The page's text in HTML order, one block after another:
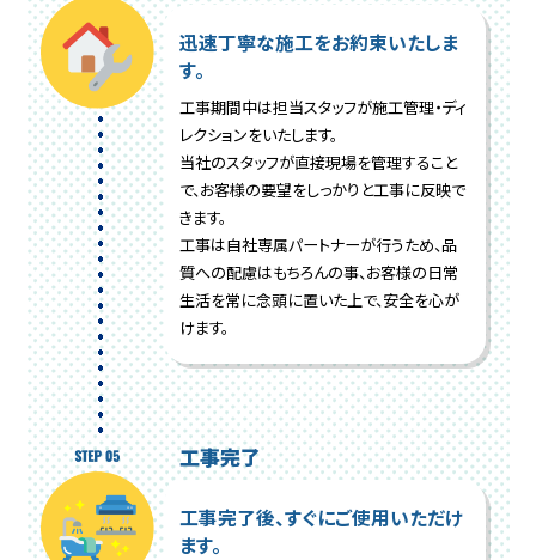
迅速丁寧な施工をお約束いたしま
す。
工事期間中は担当スタッフが施工管理・ディ
レクションをいたします。
当社のスタッフが直接現場を管理すること
で、お客様の要望をしっかりと工事に反映で
きます。
工事は自社専属パートナーが行うため、品
質への配慮はもちろんの事、お客様の日常
生活を常に念頭に置いた上で、安全を心が
けます。
工事完了
工事完了後、すぐにご使用いただけ
ます。